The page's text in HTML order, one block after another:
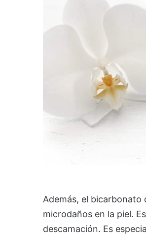
Además, el bicarbonato
microdaños en la piel.
descamación. Es